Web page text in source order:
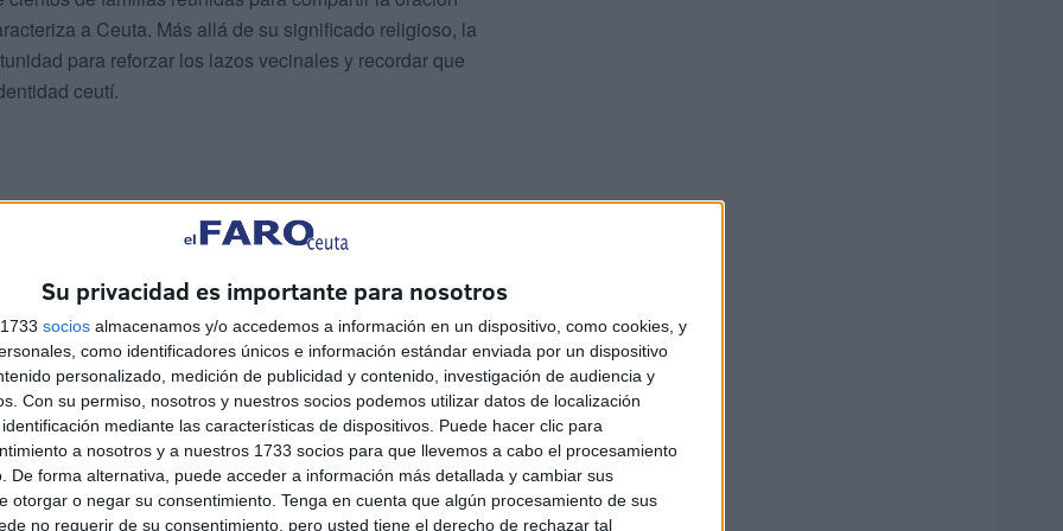
Su privacidad es importante para nosotros
socios almacenamos y/o accedemos a información en un dispositivo, como cookies, y
como identificadores únicos e información estándar enviada por un dispositivo
personalizado, medición de publicidad y contenido, investigación de audiencia y
Con su permiso, nosotros y nuestros socios podemos utilizar datos de localización
mediante las características de dispositivos. Puede hacer clic para
a nosotros y a nuestros 1733 socios para que llevemos a cabo el procesamiento
De forma alternativa, puede acceder a información más detallada y cambiar sus
otorgar o negar su consentimiento. Tenga en cuenta que algún procesamiento de sus
no requerir de su consentimiento, pero usted tiene el derecho de rechazar tal
a Ceuta. Más allá de su significado religioso, la
para reforzar los lazos vecinales y recordar que
ceutí.
y la crispación, Ceuta continúa demostrando que el
prevalecen la responsabilidad, el diálogo y el